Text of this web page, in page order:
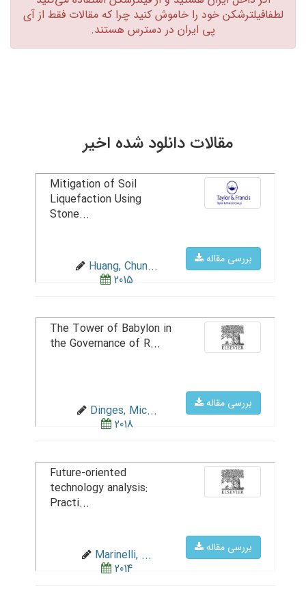
لطفافیلترشکن خود را خاموش کنید چرا که مقالات فقط از آی
پی ایران در دسترس هستند.‏
مقالات دانلود شده اخیر
بررسی مقاله
Mitigation of Soil
Liquefaction Using
Stone...
Huang, Chun...
2015
بررسی مقاله
The Tower of Babylon in
the Governance of R...
Dinges, Mic...
2018
بررسی مقاله
Future-oriented
technology analysis:
Practi...
Marinelli, ...
2014